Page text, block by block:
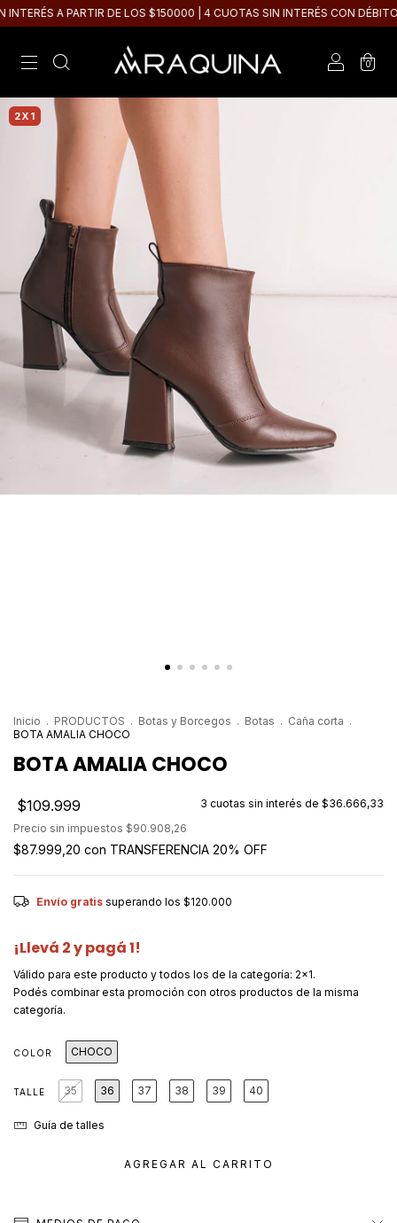
A PARTIR DE LOS $150000 | 4 CUOTAS SIN INTERÉS CON DÉBITO
0
2X1
Inicio . PRODUCTOS . Botas y Borcegos . Botas . Caña corta .
BOTA AMALIA CHOCO
BOTA AMALIA CHOCO
$109.999 3 cuotas sin interés de $36.666,33
Precio sin impuestos $90.908,26
$87.999,20 con TRANSFERENCIA 20% OFF
Envío gratis superando los $120.000
¡Llevá 2 y pagá 1!
Válido para este producto y todos los de la categoría: 2x1.
Podés combinar esta promoción con otros productos de la misma
categoría.
COLOR CHOCO
TALLE 35 36 37 38 39 40
Guía de talles